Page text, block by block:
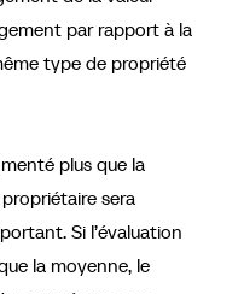
par rapport à la
type de propriété
plus que la
sera
Si l’évaluation
la moyenne, le